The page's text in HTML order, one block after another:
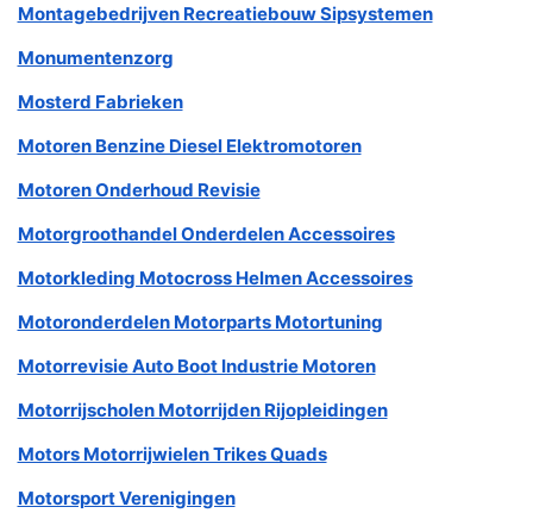
Montagebedrijven Recreatiebouw Sipsystemen
Monumentenzorg
Mosterd Fabrieken
Motoren Benzine Diesel Elektromotoren
Motoren Onderhoud Revisie
Motorgroothandel Onderdelen Accessoires
Motorkleding Motocross Helmen Accessoires
Motoronderdelen Motorparts Motortuning
Motorrevisie Auto Boot Industrie Motoren
Motorrijscholen Motorrijden Rijopleidingen
Motors Motorrijwielen Trikes Quads
Motorsport Verenigingen